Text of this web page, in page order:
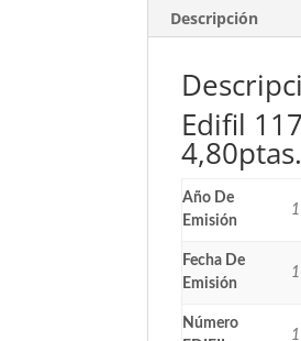
Descripción
Edifil
Año De
Emisión
Fecha De
Emisión
Número